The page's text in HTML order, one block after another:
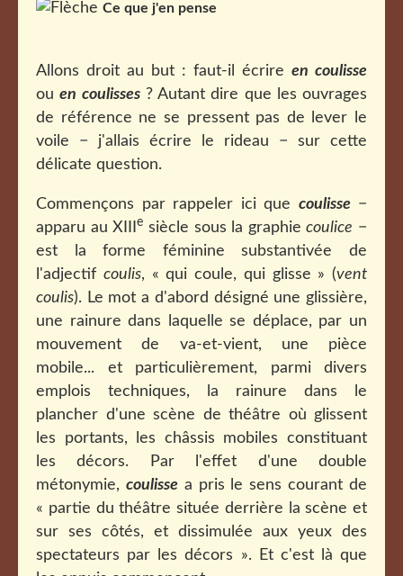
Ce que j'en pense
Allons droit au but : faut-il écrire en coulisse
ouen coulisses? Autant dire que les ouvrages
de référence ne se pressent pas de lever le
voile − j'allais écrire le rideau − sur cette
délicate question.
Commençons par rappeler ici que coulisse−
apparu au XIIIe siècle sous la graphiecoulice −
est la forme féminine substantivée de
l'adjectif coulis, « qui coule, qui glisse » (vent
coulis). Le mot a d'abord désigné une glissière,
une rainure dans laquelle se déplace, par un
mouvement de va-et-vient, une pièce
mobile... et particulièrement, parmi divers
emplois techniques, la rainure dans le
plancher d'une scène de théâtre où glissent
les portants, les châssis mobiles constituant
les décors. Par l'effet d'une double
métonymie, coulissea pris le sens courant de
« partie du théâtre située derrière la scène et
sur ses côtés, et dissimulée aux yeux des
spectateurs par les décors ». Et c'est là que